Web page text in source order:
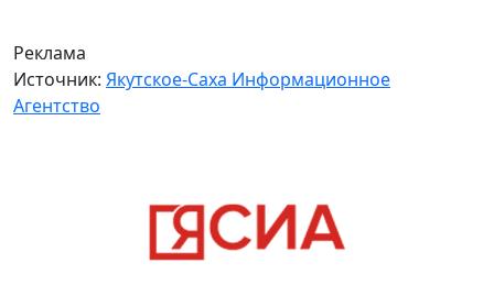
Реклама
Источник: Якутское-Саха Информационное
Агентство